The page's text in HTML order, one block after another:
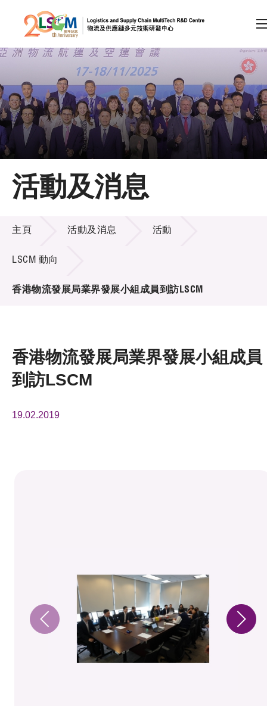
跳到內容（按回車鍵）
會員登入
A A EN 繁 简
主頁
關於LSCM
技術商品化
項目及資助計劃
活動及消息
活動及消息
主頁 活動及消息 活動
LSCM 動向
香港物流發展局業界發展小組成員到訪LSCM
香港物流發展局業界發展小組成員
到訪LSCM
19.02.2019